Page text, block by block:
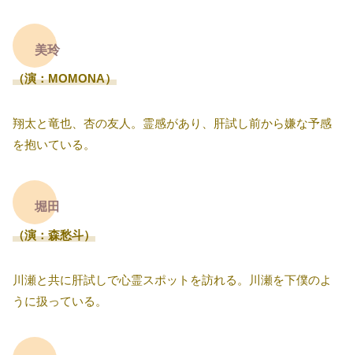
美玲
（演：MOMONA）
翔太と竜也、杏の友人。霊感があり、肝試し前から嫌な予感
を抱いている。
堀田
（演：森愁斗）
川瀬と共に肝試しで心霊スポットを訪れる。川瀬を下僕のよ
うに扱っている。